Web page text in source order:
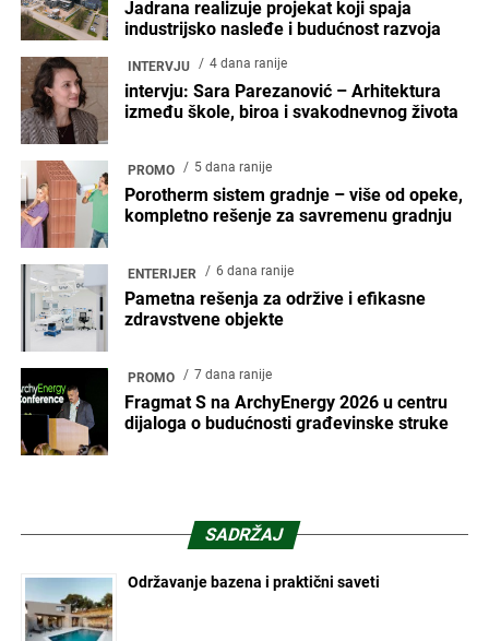
Jadrana realizuje projekat koji spaja
industrijsko nasleđe i budućnost razvoja
INTERVJU 4 dana ranije
intervju: Sara Parezanović – Arhitektura
između škole, biroa i svakodnevnog života
PROMO 5 dana ranije
Porotherm sistem gradnje – više od opeke,
kompletno rešenje za savremenu gradnju
ENTERIJER 6 dana ranije
Pametna rešenja za održive i efikasne
zdravstvene objekte
PROMO 7 dana ranije
Fragmat S na ArchyEnergy 2026 u centru
dijaloga o budućnosti građevinske struke
SADRŽAJ
Održavanje bazena i praktični saveti